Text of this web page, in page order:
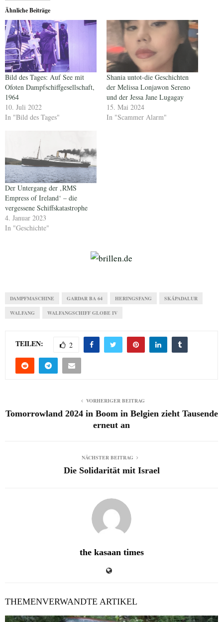
Ähnliche Beiträge
Bild des Tages: Auf See mit
Ofoten Dampfschiffgesellschaft,
1964
10. Juli 2022
In "Bild des Tages"
Shania untot-die Geschichten
der Melissa Lonjawon Sereno
und der Jessa Jane Lugagay
15. Mai 2024
In "Scammer Alarm"
Der Untergang der ‚RMS
Empress of Ireland‘ – die
vergessene Schiffskatastrophe
4. Januar 2023
In "Geschichte"
DAMPFMASCHINE GARDAR BA 64 HERINGSFANG SKÁPADALUR
WALFANG WALFANGSCHIFF GLOBE IV
TEILEN: 2
VORHERIGER BEITRAG
Tomorrowland 2024 in Boom in Belgien zieht Tausende
erneut an
NÄCHSTER BEITRAG
Die Solidarität mit Israel
the kasaan times
THEMENVERWANDTE ARTIKEL